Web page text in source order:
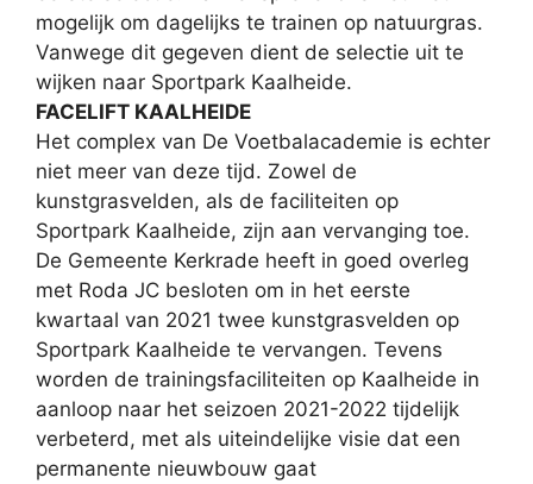
mogelijk om dagelijks te trainen op natuurgras.
Vanwege dit gegeven dient de selectie uit te
wijken naar Sportpark Kaalheide.
FACELIFT KAALHEIDE
Het complex van De Voetbalacademie is echter
niet meer van deze tijd. Zowel de
kunstgrasvelden, als de faciliteiten op
Sportpark Kaalheide, zijn aan vervanging toe.
De Gemeente Kerkrade heeft in goed overleg
met Roda JC besloten om in het eerste
kwartaal van 2021 twee kunstgrasvelden op
Sportpark Kaalheide te vervangen. Tevens
worden de trainingsfaciliteiten op Kaalheide in
aanloop naar het seizoen 2021-2022 tijdelijk
verbeterd, met als uiteindelijke visie dat een
permanente nieuwbouw gaat